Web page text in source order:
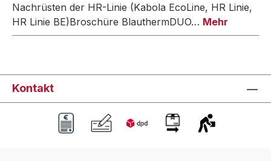
Nachrüsten der HR-Linie (Kabola EcoLine, HR Linie,
HR Linie BE)Broschüre BlauthermDUO… Mehr
Kontakt